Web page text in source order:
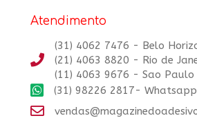
Atendimento
(31) 4062 7476 - Belo
(21) 4063 8820 - Rio de
(11) 4063 9676 - Sao Paulo
(31) 98226 2817- Whatsapp